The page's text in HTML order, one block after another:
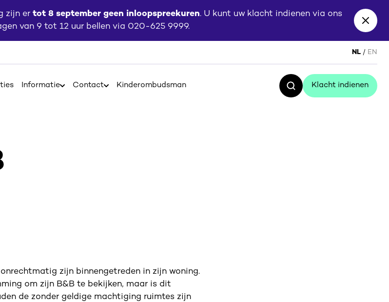
zijn er tot 8 september geen inloopspreekuren. U kunt uw klacht indienen via ons
van 9 tot 12 uur bellen via 020-625 9999.
Close
Informatie OpenContact OpenKinderombudsman
Zoeken
Klacht indienen
Klacht indienen
NL EN
zijn binnengetreden in zijn woning.
om zijn B&B te bekijken, maar is dit
de zonder geldige machtiging ruimtes zijn